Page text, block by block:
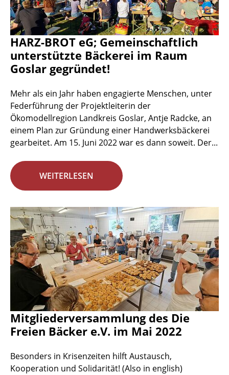
HARZ-BROT eG; Gemeinschaftlich
unterstützte Bäckerei im Raum
Goslar gegründet!
Mehr als ein Jahr haben engagierte Menschen, unter
Federführung der Projektleiterin der
Ökomodellregion Landkreis Goslar, Antje Radcke, an
einem Plan zur Gründung einer Handwerksbäckerei
gearbeitet. Am 15. Juni 2022 war es dann soweit. Der...
WEITERLESEN
Mitgliederversammlung des Die
Freien Bäcker e.V. im Mai 2022
Besonders in Krisenzeiten hilft Austausch,
Kooperation und Solidarität! (Also in english)